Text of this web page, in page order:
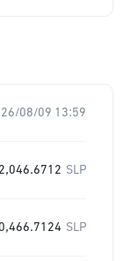
08/09 13:59
2,046.6712 SLP
SLP